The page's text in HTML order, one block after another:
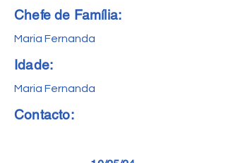
Chefe de Família:
Maria Fernanda
Idade:
Maria Fernanda
Contacto: